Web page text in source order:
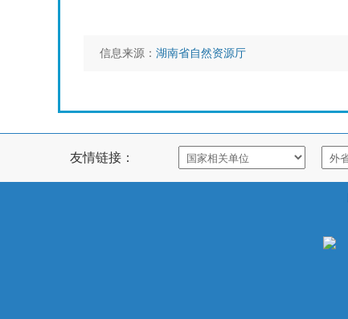
信息来源： 湖南省自然资源厅
友情链接：